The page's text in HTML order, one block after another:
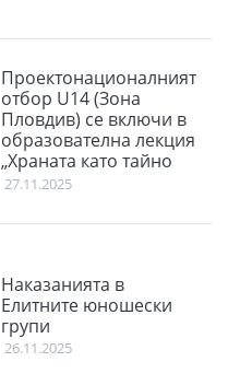
Проектонационалният
отбор U14 (Зона
Пловдив) се включи в
образователна лекция
„Храната като тайно
оръжие“
27.11.2025
Наказанията в
Елитните юношески
групи
26.11.2025